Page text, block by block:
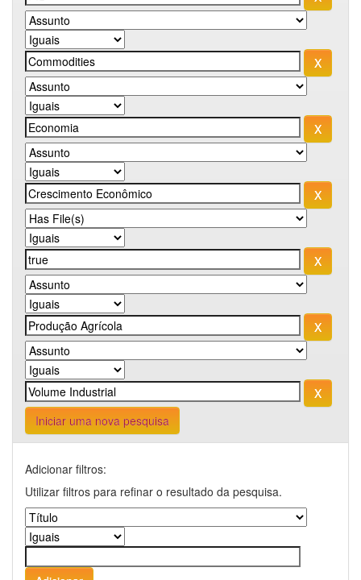
Iniciar uma nova pesquisa
Adicionar filtros:
Utilizar filtros para refinar o resultado da pesquisa.